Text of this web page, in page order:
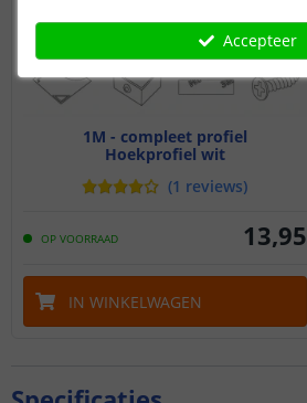
1M - compleet profiel
Hoekprofiel wit
(1 reviews)
OP VOORRAAD 13,95
IN WINKELWAGEN
Accepteer